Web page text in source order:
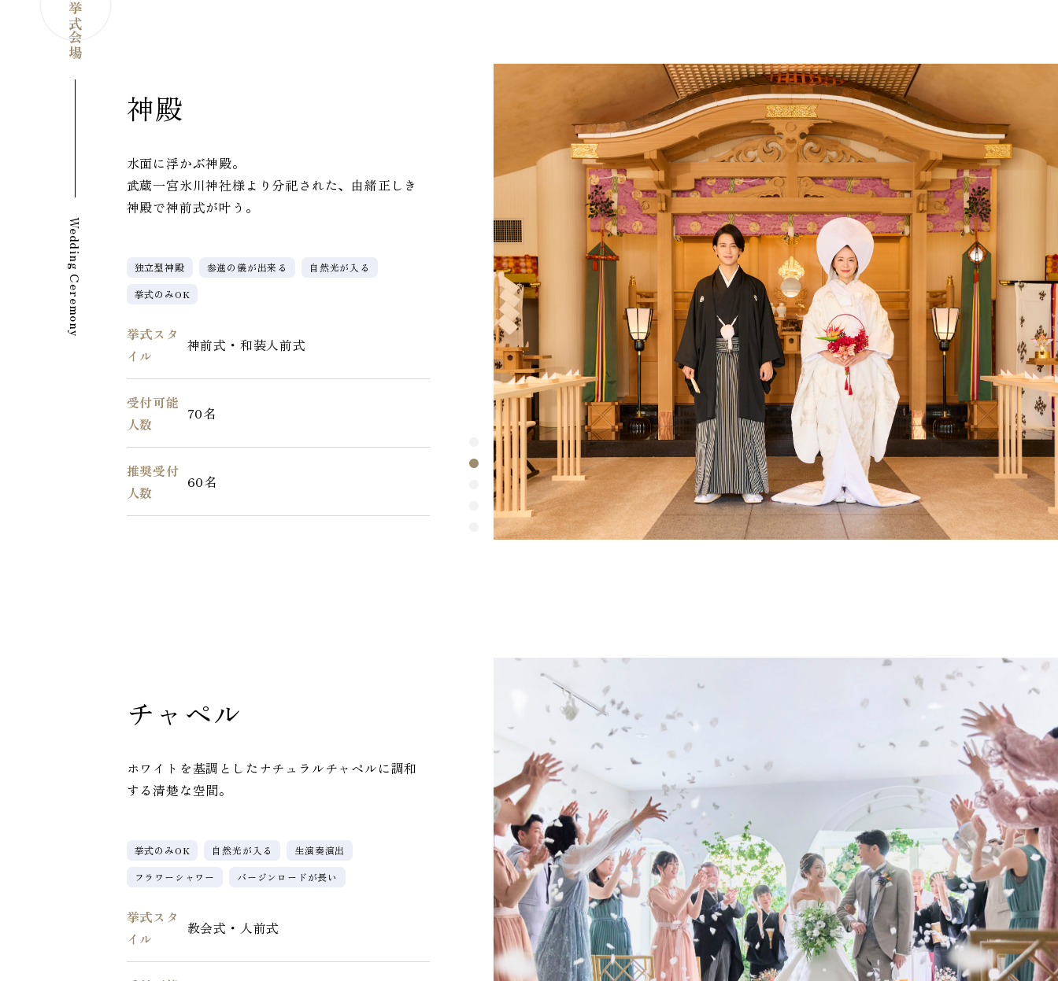
挙式会場
Wedding Ceremony
神殿
水面に浮かぶ神殿。
武蔵一宮氷川神社様より分祀された、由緒正しき
神殿で神前式が叶う。
独立型神殿 参進の儀が出来る
自然光が入る
挙式のみOK
挙式スタ
イル
神前式・和装人前式
受付可能
人数
70名
推奨受付
人数
60名
チャペル
ホワイトを基調としたナチュラルチャペルに調和
する清楚な空間。
挙式のみOK 自然光が入る
生演奏演出
フラワーシャワー
バージンロードが長い
挙式スタ
イル
教会式・人前式